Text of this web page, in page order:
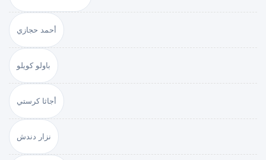
أحمد حجازي
باولو كويلو
أجاثا كرستي
نزار دندش